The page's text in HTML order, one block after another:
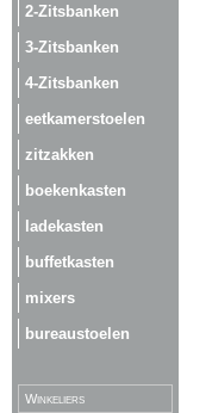
2-Zitsbanken
3-Zitsbanken
4-Zitsbanken
eetkamerstoelen
zitzakken
boekenkasten
ladekasten
buffetkasten
mixers
bureaustoelen
Winkeliers